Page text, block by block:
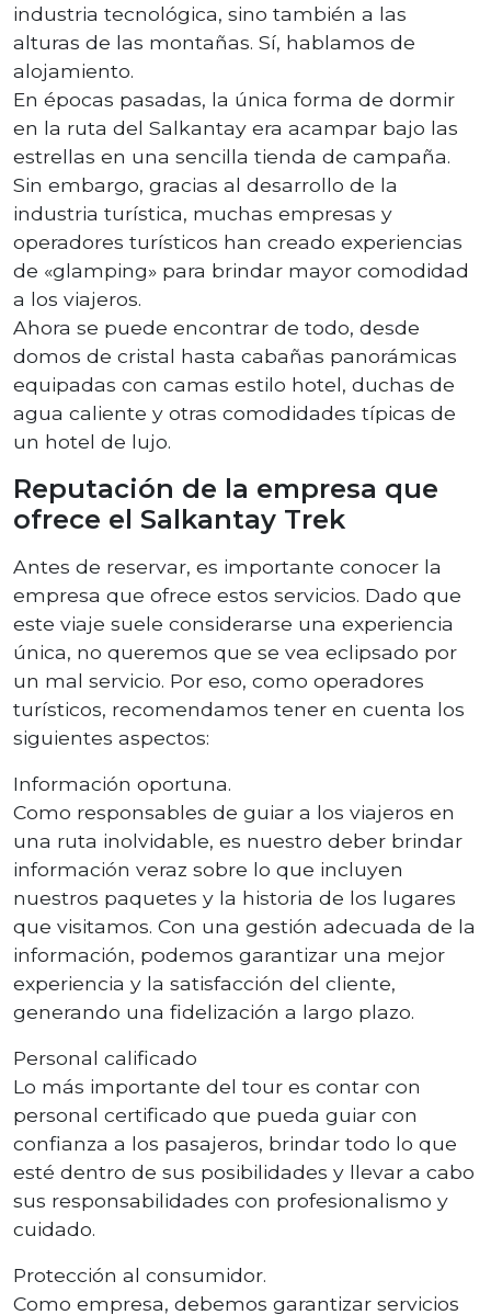
industria tecnológica, sino también a las
alturas de las montañas. Sí, hablamos de
alojamiento.
En épocas pasadas, la única forma de dormir
en la ruta del Salkantay era acampar bajo las
estrellas en una sencilla tienda de campaña.
Sin embargo, gracias al desarrollo de la
industria turística, muchas empresas y
operadores turísticos han creado experiencias
de «glamping» para brindar mayor comodidad
a los viajeros.
Ahora se puede encontrar de todo, desde
domos de cristal hasta cabañas panorámicas
equipadas con camas estilo hotel, duchas de
agua caliente y otras comodidades típicas de
un hotel de lujo.
Reputación de la empresa que
ofrece el Salkantay Trek
Antes de reservar, es importante conocer la
empresa que ofrece estos servicios. Dado que
este viaje suele considerarse una experiencia
única, no queremos que se vea eclipsado por
un mal servicio. Por eso, como operadores
turísticos, recomendamos tener en cuenta los
siguientes aspectos:
Información oportuna.
Como responsables de guiar a los viajeros en
una ruta inolvidable, es nuestro deber brindar
información veraz sobre lo que incluyen
nuestros paquetes y la historia de los lugares
que visitamos. Con una gestión adecuada de la
información, podemos garantizar una mejor
experiencia y la satisfacción del cliente,
generando una fidelización a largo plazo.
Personal calificado
Lo más importante del tour es contar con
personal certificado que pueda guiar con
confianza a los pasajeros, brindar todo lo que
esté dentro de sus posibilidades y llevar a cabo
sus responsabilidades con profesionalismo y
cuidado.
Protección al consumidor.
Como empresa, debemos garantizar servicios